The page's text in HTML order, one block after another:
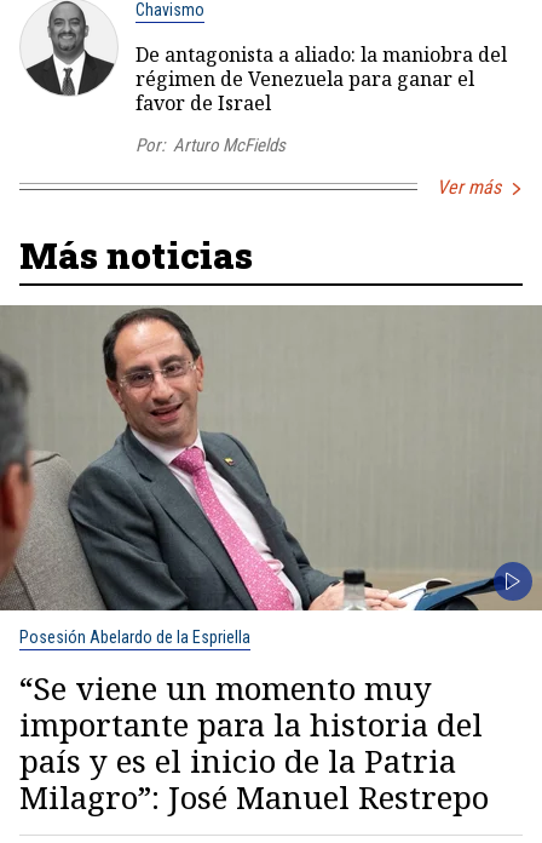
Chavismo
De antagonista a aliado: la maniobra del
régimen de Venezuela para ganar el
favor de Israel
Por: Arturo McFields
Ver más
Más noticias
Posesión Abelardo de la Espriella
“Se viene un momento muy
importante para la historia del
país y es el inicio de la Patria
Milagro”: José Manuel Restrepo